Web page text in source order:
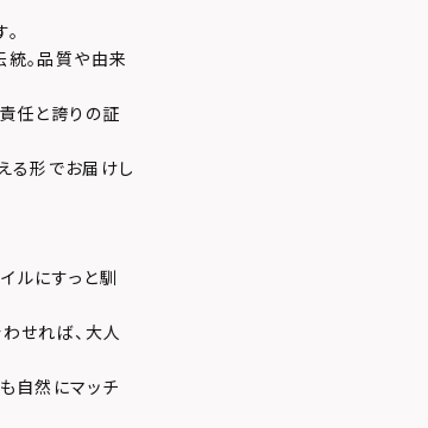
統。品質や由来
任と誇りの証
る形でお届けし
ルにすっと馴
せれば、大人
自然にマッチ